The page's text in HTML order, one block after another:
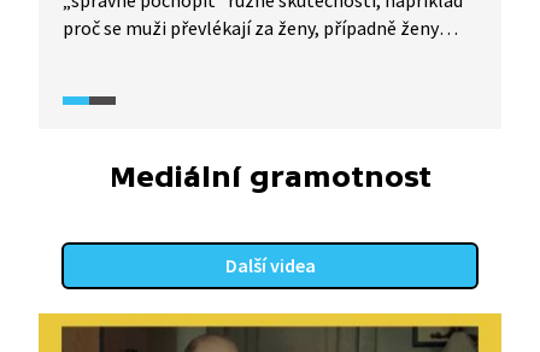
proč se muži převlékají za ženy, případně ženy
to udělat, aby vše vypadalo na kameře dostatečně
TeleRevize 2.0.
Mediální gramotnost
Další videa